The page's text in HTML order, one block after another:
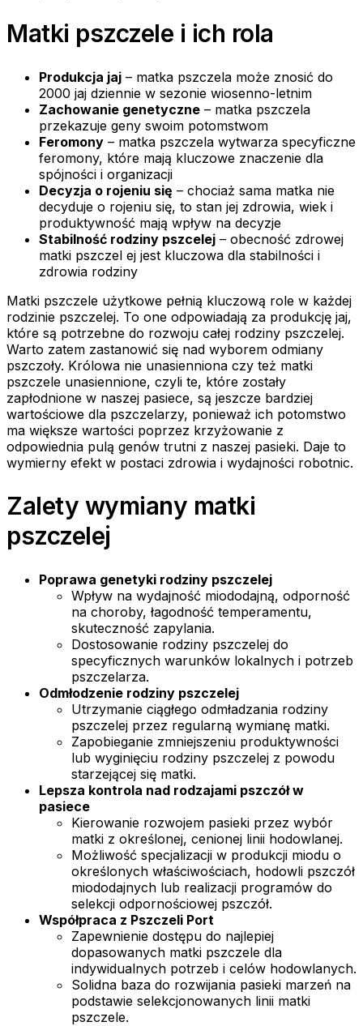
Matki pszczele i ich rola
Produkcja jaj – matka pszczela może znosić do
2000 jaj dziennie w sezonie wiosenno-letnim
Zachowanie genetyczne – matka pszczela
przekazuje geny swoim potomstwom
Feromony – matka pszczela wytwarza specyficzne
feromony, które mają kluczowe znaczenie dla
spójności i organizacji
Decyzja o rojeniu się – chociaż sama matka nie
decyduje o rojeniu się, to stan jej zdrowia, wiek i
produktywność mają wpływ na decyzje
Stabilność rodziny pszcelej – obecność zdrowej
matki pszczel ej jest kluczowa dla stabilności i
zdrowia rodziny
Matki pszczele użytkowe pełnią kluczową role w każdej
rodzinie pszczelej. To one odpowiadają za produkcję jaj,
które są potrzebne do rozwoju całej rodziny pszczelej.
Warto zatem zastanowić się nad wyborem odmiany
pszczoły. Królowa nie unasienniona czy też matki
pszczele unasiennione, czyli te, które zostały
zapłodnione w naszej pasiece, są jeszcze bardziej
wartościowe dla pszczelarzy, ponieważ ich potomstwo
ma większe wartości poprzez krzyżowanie z
odpowiednia pulą genów trutni z naszej pasieki. Daje to
wymierny efekt w postaci zdrowia i wydajności robotnic.
Zalety wymiany matki
pszczelej
Poprawa genetyki rodziny pszczelej
Wpływ na wydajność miododajną, odporność
na choroby, łagodność temperamentu,
skuteczność zapylania.
Dostosowanie rodziny pszczelej do
specyficznych warunków lokalnych i potrzeb
pszczelarza.
Odmłodzenie rodziny pszczelej
Utrzymanie ciągłego odmładzania rodziny
pszczelej przez regularną wymianę matki.
Zapobieganie zmniejszeniu produktywności
lub wyginięciu rodziny pszczelej z powodu
starzejącej się matki.
Lepsza kontrola nad rodzajami pszczół w
pasiece
Kierowanie rozwojem pasieki przez wybór
matki z określonej, cenionej linii hodowlanej.
Możliwość specjalizacji w produkcji miodu o
określonych właściwościach, hodowli pszczół
miododajnych lub realizacji programów do
selekcji odpornościowej pszczół.
Współpraca z Pszczeli Port
Zapewnienie dostępu do najlepiej
dopasowanych matki pszczele dla
indywidualnych potrzeb i celów hodowlanych.
Solidna baza do rozwijania pasieki marzeń na
podstawie selekcjonowanych linii matki
pszczele.